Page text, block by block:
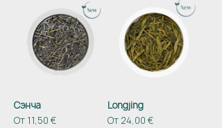
Сэнча
От 11,50 €
Цена со скидкой
Longjing
От 24,00 €
Цена со скидкой